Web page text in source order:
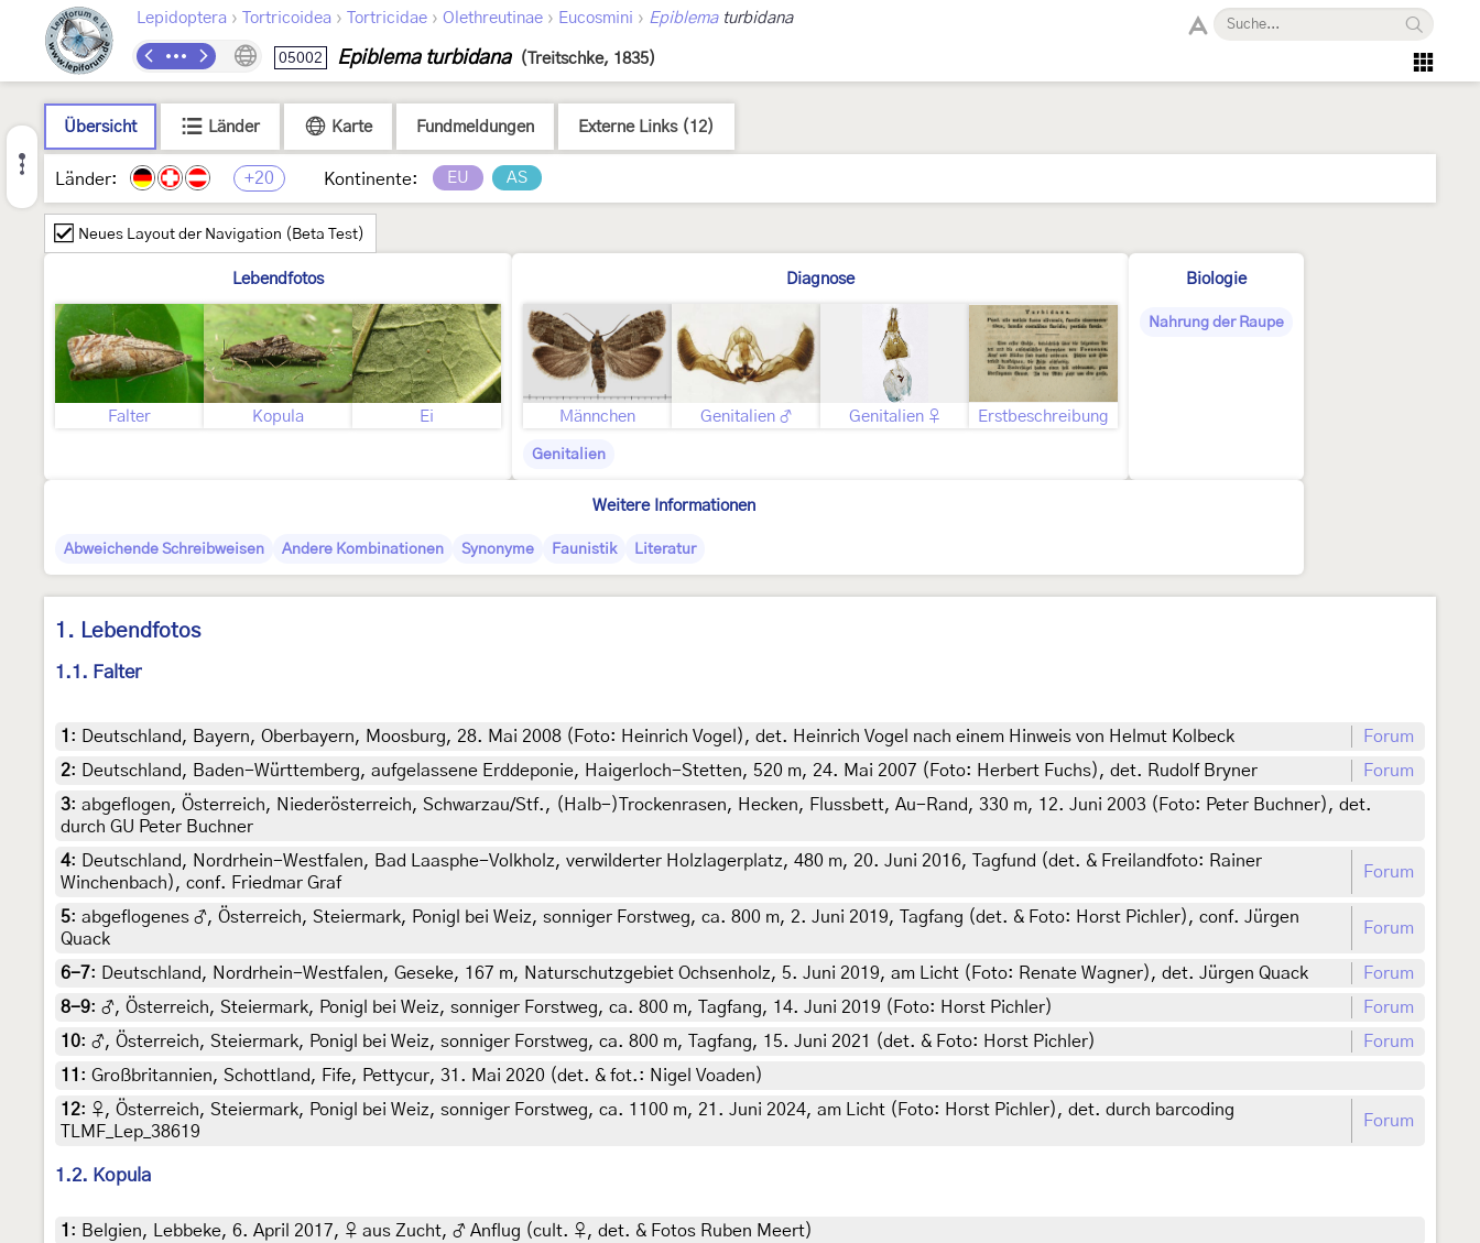
Lepidoptera › Tortricoidea › Tortricidae › Olethreutinae › Eucosmini › Epiblematurbidana
05002 Epiblema turbidana (Treitschke, 1835)
Übersicht Länder Karte Fundmeldungen Externe Links (12)
Länder: +20 Kontinente: EU AS
Neues Layout der Navigation (Beta Test)
Lebendfotos
Falter Kopula Ei
Diagnose
Männchen Genitalien ♂ Genitalien ♀ Erstbeschreibung
Genitalien
Biologie
Nahrung der Raupe
Weitere Informationen
Abweichende Schreibweisen Andere Kombinationen Synonyme Faunistik Literatur
1. Lebendfotos
1.1. Falter
1 : Deutschland, Bayern, Oberbayern, Moosburg, 28. Mai 2008 (Foto: Heinrich Vogel), det. Heinrich Vogel nach einem Hinweis von Helmut Kolbeck
Forum
2: Deutschland, Baden-Württemberg, aufgelassene Erddeponie, Haigerloch-Stetten, 520 m, 24. Mai 2007 (Foto: Herbert Fuchs), det. Rudolf Bryner
Forum
3: abgeflogen, Österreich, Niederösterreich, Schwarzau/Stf., (Halb-)Trockenrasen, Hecken, Flussbett, Au-Rand, 330 m, 12. Juni 2003 (Foto: Peter Buchner), det.
durch GU Peter Buchner
4:
Deutschland, Nordrhein-Westfalen, Bad Laasphe-Volkholz, verwilderter Holzlagerplatz, 480 m, 20. Juni 2016, Tagfund (det. & Freilandfoto: Rainer
Winchenbach), conf. Friedmar Graf
Forum
5: abgeflogenes ♂, Österreich, Steiermark, Ponigl bei Weiz, sonniger Forstweg, ca. 800 m, 2. Juni 2019, Tagfang (det. & Foto: Horst Pichler), conf. Jürgen
Quack
Forum
6-7: Deutschland, Nordrhein-Westfalen, Geseke, 167 m, Naturschutzgebiet Ochsenholz, 5. Juni 2019, am Licht (Foto: Renate Wagner), det. Jürgen Quack
Forum
8-9: ♂, Österreich, Steiermark, Ponigl bei Weiz, sonniger Forstweg, ca. 800 m, Tagfang, 14. Juni 2019 (Foto: Horst Pichler)
Forum
10: ♂, Österreich, Steiermark, Ponigl bei Weiz, sonniger Forstweg, ca. 800 m, Tagfang, 15. Juni 2021 (det. & Foto: Horst Pichler)
Forum
11 : Großbritannien, Schottland, Fife, Pettycur, 31. Mai 2020 (det. & fot.: Nigel Voaden)
12: ♀, Österreich, Steiermark, Ponigl bei Weiz, sonniger Forstweg, ca. 1100 m, 21. Juni 2024, am Licht (Foto: Horst Pichler), det. durch barcoding
TLMF_Lep_38619
Forum
1.2. Kopula
1 : Belgien, Lebbeke, 6. April 2017, ♀ aus Zucht, ♂ Anflug (cult. ♀, det. & Fotos Ruben Meert)